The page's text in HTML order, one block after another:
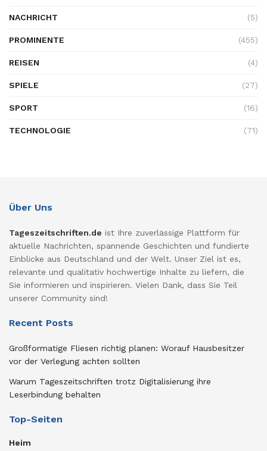
NACHRICHT (5)
PROMINENTE (455)
REISEN (4)
SPIELE (27)
SPORT (16)
TECHNOLOGIE (71)
Über Uns
Tageszeitschriften.de ist Ihre zuverlässige Plattform für
aktuelle Nachrichten, spannende Geschichten und fundierte
Einblicke aus Deutschland und der Welt. Unser Ziel ist es,
relevante und qualitativ hochwertige Inhalte zu liefern, die
Sie informieren und inspirieren. Vielen Dank, dass Sie Teil
unserer Community sind!
Recent Posts
Großformatige Fliesen richtig planen: Worauf Hausbesitzer
vor der Verlegung achten sollten
Warum Tageszeitschriften trotz Digitalisierung ihre
Leserbindung behalten
Top-Seiten
Heim